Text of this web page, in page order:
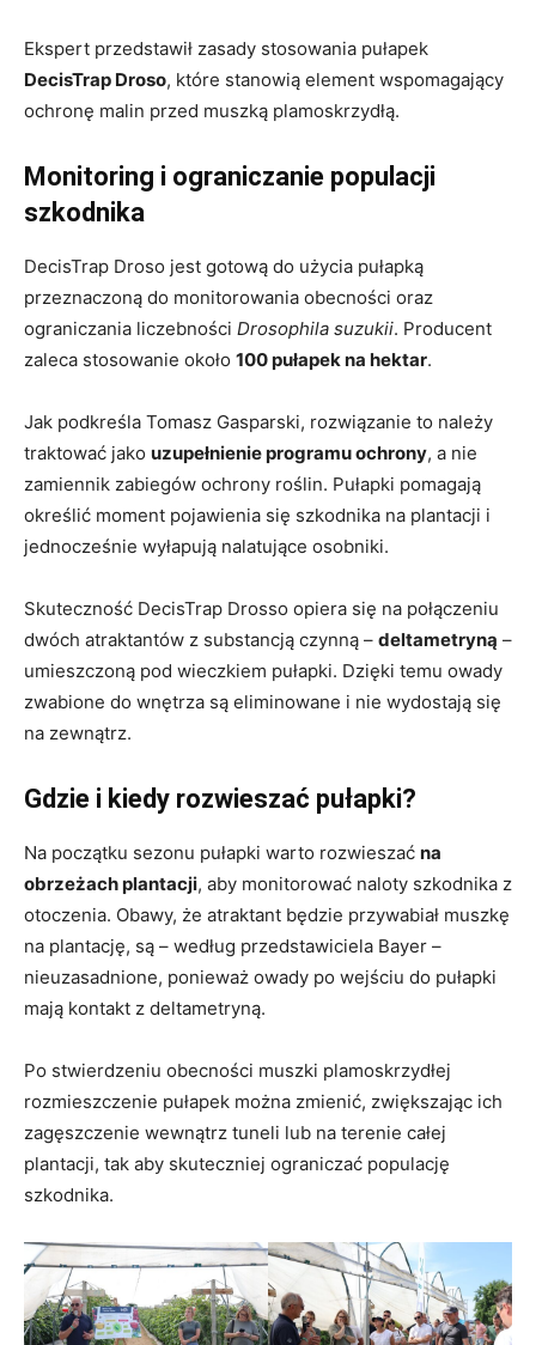
Ekspert przedstawił zasady stosowania pułapek
DecisTrap Droso, które stanowią element wspomagający
ochronę malin przed muszką plamoskrzydłą.
Monitoring i ograniczanie populacji
szkodnika
DecisTrap Droso jest gotową do użycia pułapką
przeznaczoną do monitorowania obecności oraz
ograniczania liczebności Drosophila suzukii. Producent
zaleca stosowanie około 100 pułapek na hektar.
Jak podkreśla Tomasz Gasparski, rozwiązanie to należy
traktować jako uzupełnienie programu ochrony, a nie
zamiennik zabiegów ochrony roślin. Pułapki pomagają
określić moment pojawienia się szkodnika na plantacji i
jednocześnie wyłapują nalatujące osobniki.
Skuteczność DecisTrap Drosso opiera się na połączeniu
dwóch atraktantów z substancją czynną – deltametryną –
umieszczoną pod wieczkiem pułapki. Dzięki temu owady
zwabione do wnętrza są eliminowane i nie wydostają się
na zewnątrz.
Gdzie i kiedy rozwieszać pułapki?
Na początku sezonu pułapki warto rozwieszać na
obrzeżach plantacji, aby monitorować naloty szkodnika z
otoczenia. Obawy, że atraktant będzie przywabiał muszkę
na plantację, są – według przedstawiciela Bayer –
nieuzasadnione, ponieważ owady po wejściu do pułapki
mają kontakt z deltametryną.
Po stwierdzeniu obecności muszki plamoskrzydłej
rozmieszczenie pułapek można zmienić, zwiększając ich
zagęszczenie wewnątrz tuneli lub na terenie całej
plantacji, tak aby skuteczniej ograniczać populację
szkodnika.